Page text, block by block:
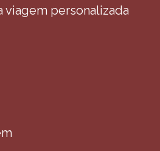
viagem personalizada